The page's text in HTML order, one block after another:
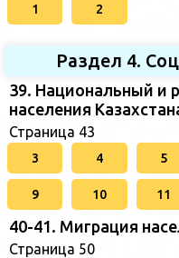
1 2
Раздел 4.
39. Национальный и
населения
Страница 43
3 4 5
9 10 11
40-41. Миграция
Страница 50